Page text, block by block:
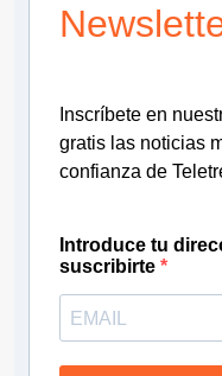
Inscríbete en
gratis las noticias
confianza de
Introduce tu
suscribirte